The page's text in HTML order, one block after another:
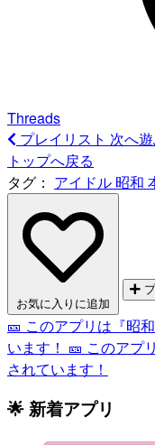
Threads
プレイリスト 次へ
トップへ戻る
タグ： アイドル 昭和
お気に入りに追加
🎫 このアプリは『昭
います！ 🎫 このアプ
されています！
🌟 新着アプリ